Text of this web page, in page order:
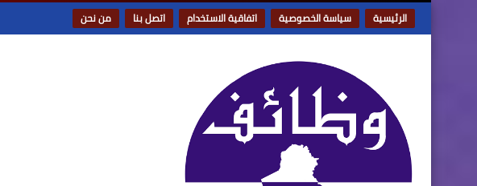
الرئيسية سياسة الخصوصية اتفاقية الاستخدام اتصل بنا من نحن